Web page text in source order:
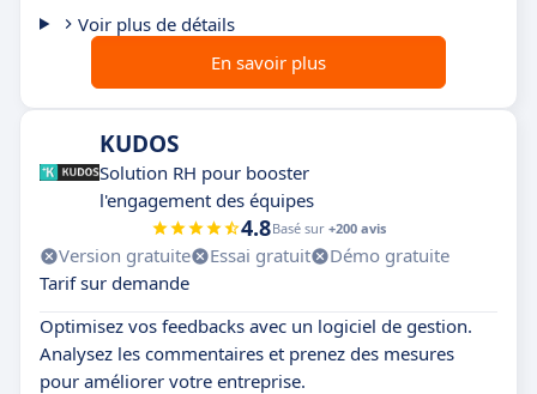
Voir plus de détails
En savoir plus
KUDOS
Solution RH pour booster
l'engagement des équipes
4.8Basé sur +200 avis
Version gratuite Essai gratuit
Démo gratuite
Tarif sur demande
Optimisez vos feedbacks avec un logiciel de gestion.
Analysez les commentaires et prenez des mesures
pour améliorer votre entreprise.